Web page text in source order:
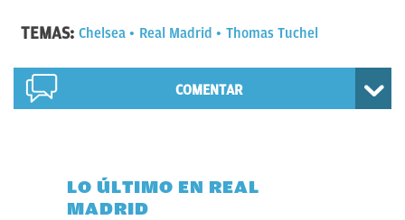
TEMAS: Chelsea Real Madrid Thomas Tuchel
COMENTAR
LO ÚLTIMO EN REAL
MADRID